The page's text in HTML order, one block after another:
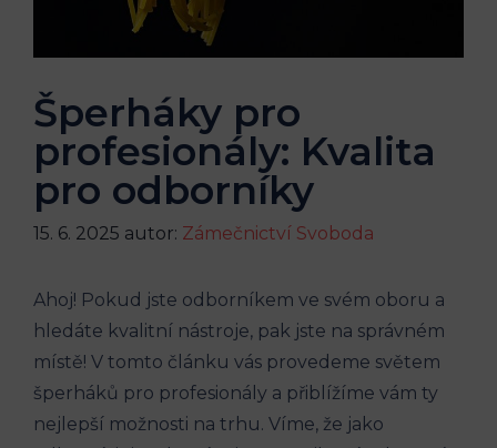
Šperháky pro
profesionály: Kvalita
pro odborníky
15. 6. 2025 autor: Zámečnictví Svoboda
Ahoj! Pokud jste odborníkem ve svém oboru a
hledáte kvalitní nástroje, pak jste na správném
místě! V tomto článku vás provedeme světem
šperháků pro profesionály a přiblížíme vám ty
nejlepší možnosti na trhu. Víme, že jako